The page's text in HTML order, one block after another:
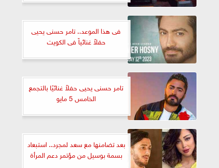
فى هذا الموعد.. تامر حسنى يحيى
حفلاً غنائياً فى الكويت
تامر حسنى يحيى حفلاً غنائيًا بالتجمع
الخامس 5 مايو
بعد تضامنها مع سعد لمجرد.. استبعاد
بسمة بوسيل من مؤتمر دعم المرأة